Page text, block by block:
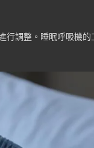
調整。睡眠呼吸機